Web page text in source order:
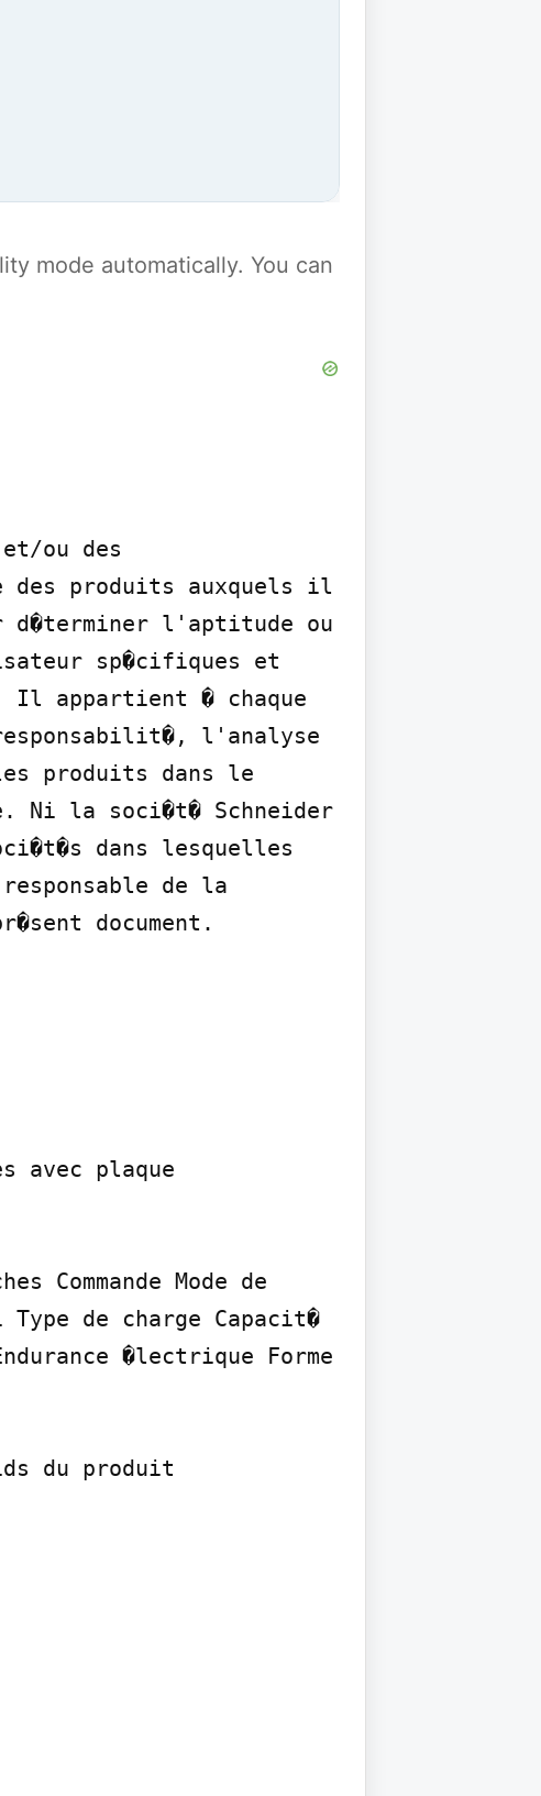
mode automatically. You can
ou des
des produits auxquels il
d�terminer l'aptitude ou
sp�cifiques et
Il appartient � chaque
l'analyse
produits dans le
Ni la soci�t� Schneider
dans lesquelles
de la
document.
avec plaque
Commande Mode de
de charge Capacit�
�lectrique Forme
du produit